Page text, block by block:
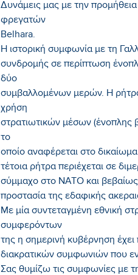
Δυνάμεις μας με την
φρεγατών
Belhara.
Η ιστορική συμφωνία με τη
συνδρομής σε περίπτωση
δύο
συμβαλλομένων μερών. Η
χρήση
στρατιωτικών μέσων
το
οποίο αναφέρεται στο
τέτοια ρήτρα περιέχεται σε
σύμμαχο στο ΝΑΤΟ και
προστασία της εδαφικής
Με μία συντεταγμένη εθνική
συμφερόντων
της η σημερινή κυβέρνηση
διακρατικών συμφωνιών που
Σας θυμίζω τις συμφωνίες με